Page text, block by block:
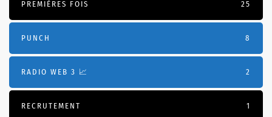
PREMIÈRES FOIS 25
PUNCH 8
RADIO WEB 3 📈 2
RECRUTEMENT 1